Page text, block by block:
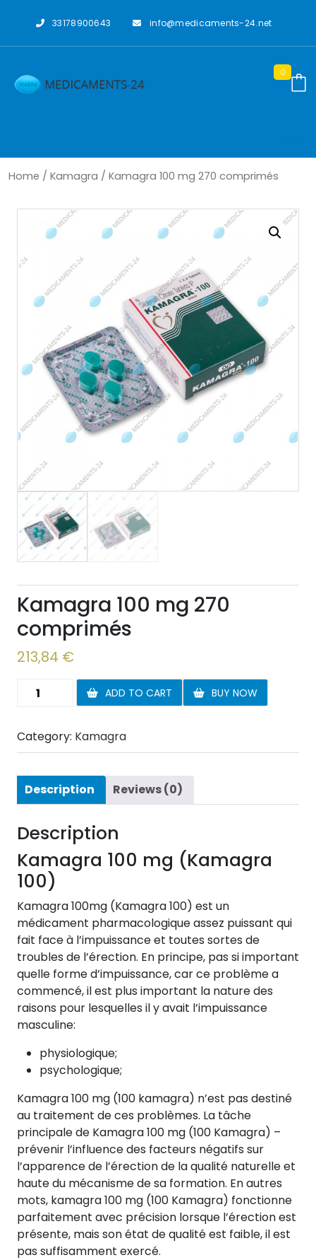
33178900643 info@medicaments-24.net
0
Home / Kamagra / Kamagra 100 mg 270 comprimés
Kamagra 100 mg 270
comprimés
213,84 €
Kamagra
270
comprimés
ADD TO CART BUY NOW
Category: Kamagra
Description Reviews (0)
Description
Kamagra 100 mg (Kamagra
100)
Kamagra 100mg (Kamagra 100) est un
médicament pharmacologique assez puissant qui
fait face à l’impuissance et toutes sortes de
troubles de l’érection. En principe, pas si important
quelle forme d’impuissance, car ce problème a
commencé, il est plus important la nature des
raisons pour lesquelles il y avait l’impuissance
masculine:
physiologique;
psychologique;
Kamagra 100 mg (100 kamagra) n’est pas destiné
au traitement de ces problèmes. La tâche
principale de Kamagra 100 mg (100 Kamagra) –
prévenir l’influence des facteurs négatifs sur
l’apparence de l’érection de la qualité naturelle et
haute du mécanisme de sa formation. En autres
mots, kamagra 100 mg (100 Kamagra) fonctionne
parfaitement avec précision lorsque l’érection est
présente, mais son état de qualité est faible, il est
pas suffisamment exercé.